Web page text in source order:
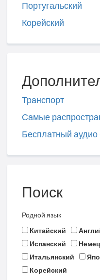
Португальский
Корейский
Транспорт
Самые
Бесплатный аудио
Поиск
Родной язык
Китайский
Испанский
Итальянский
Корейский